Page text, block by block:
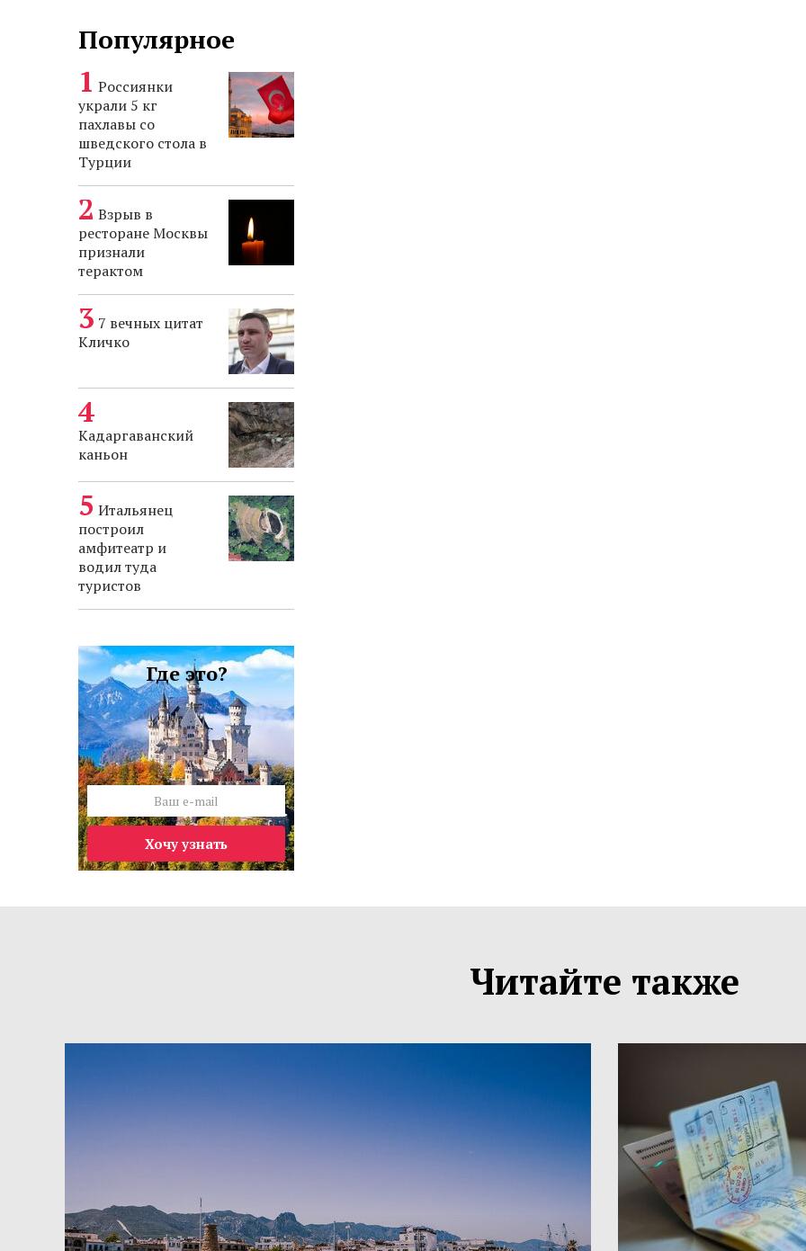
Популярное
Россиянки
украли 5 кг
пахлавы со
шведского стола в
Турции
Взрыв в
ресторане Москвы
признали
терактом
7 вечных цитат
Кличко
Кадаргаванский
каньон
Итальянец
построил
амфитеатр и
водил туда
туристов
Где это?
Хочу узнать
Читайте также